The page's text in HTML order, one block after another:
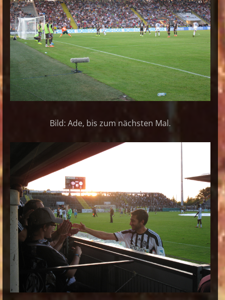
Bild: Ade, bis zum nächsten Mal.